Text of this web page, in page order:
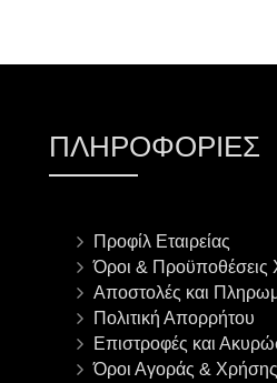
ΠΛΗΡΟΦΟΡΊΕΣ
Προφίλ Εταιρείας
Όροι & Προϋποθέσεις
Αποστολές και
Πολιτική Απορρήτου
Επιστροφές και
Όροι Αγοράς &